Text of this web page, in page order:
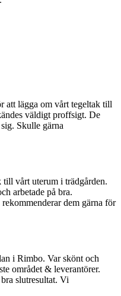
att lägga om vårt tegeltak till
väldigt proffsigt. De
Skulle gärna
vårt uterum i trädgården.
arbetade på bra.
dem gärna för
i Rimbo. Var skönt och
området & leverantörer.
slutresultat. Vi